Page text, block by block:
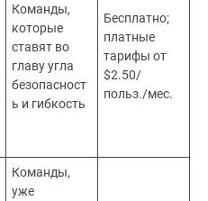
Команды,
которые
ставят во
главу угла
безопасност
ь и гибкость
Бесплатно;
платные
тарифы от
$2.50/
польз./мес.
Команды,
уже